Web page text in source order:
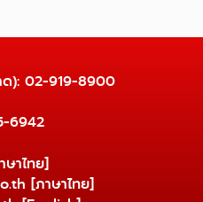
): 02-919-8900
6942
ษาไทย]
[ภาษาไทย]